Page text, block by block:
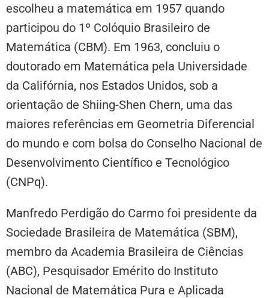
escolheu a matemática em 1957 quando
participou do 1º Colóquio Brasileiro de
Matemática (CBM). Em 1963, concluiu o
doutorado em Matemática pela Universidade
da Califórnia, nos Estados Unidos, sob a
orientação de Shiing-Shen Chern, uma das
maiores referências em Geometria Diferencial
do mundo e com bolsa do Conselho Nacional de
Desenvolvimento Científico e Tecnológico
(CNPq).
Manfredo Perdigão do Carmo foi presidente da
Sociedade Brasileira de Matemática (SBM),
membro da Academia Brasileira de Ciências
(ABC), Pesquisador Emérito do Instituto
Nacional de Matemática Pura e Aplicada